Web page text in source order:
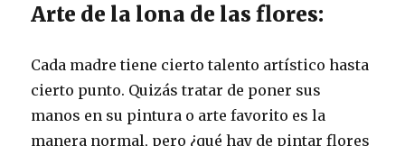
Arte de la lona de las flores:
Cada madre tiene cierto talento artístico hasta
cierto punto. Quizás tratar de poner sus
manos en su pintura o arte favorito es la
manera normal, pero ¿qué hay de pintar flores